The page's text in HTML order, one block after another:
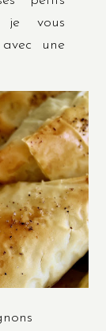
je vous
une